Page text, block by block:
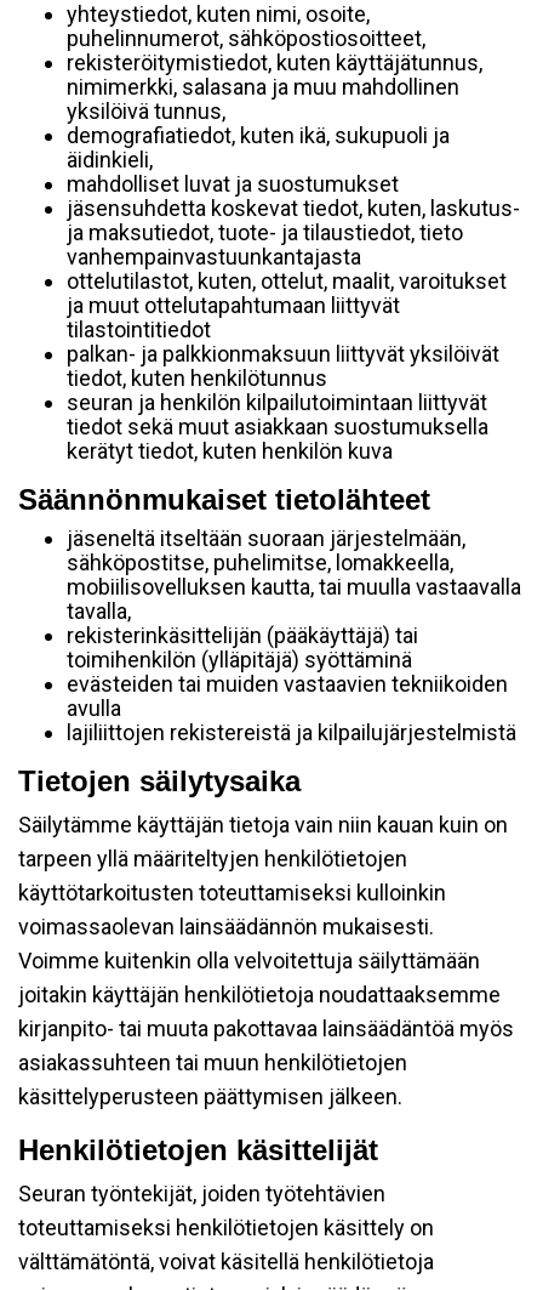
yhteystiedot, kuten nimi, osoite,
puhelinnumerot, sähköpostiosoitteet,
rekisteröitymistiedot, kuten käyttäjätunnus,
nimimerkki, salasana ja muu mahdollinen
yksilöivä tunnus,
demografiatiedot, kuten ikä, sukupuoli ja
äidinkieli,
mahdolliset luvat ja suostumukset
jäsensuhdetta koskevat tiedot, kuten, laskutus-
ja maksutiedot, tuote- ja tilaustiedot, tieto
vanhempainvastuunkantajasta
ottelutilastot, kuten, ottelut, maalit, varoitukset
ja muut ottelutapahtumaan liittyvät
tilastointitiedot
palkan- ja palkkionmaksuun liittyvät yksilöivät
tiedot, kuten henkilötunnus
seuran ja henkilön kilpailutoimintaan liittyvät
tiedot sekä muut asiakkaan suostumuksella
kerätyt tiedot, kuten henkilön kuva
Säännönmukaiset tietolähteet
jäseneltä itseltään suoraan järjestelmään,
sähköpostitse, puhelimitse, lomakkeella,
mobiilisovelluksen kautta, tai muulla vastaavalla
tavalla,
rekisterinkäsittelijän (pääkäyttäjä) tai
toimihenkilön (ylläpitäjä) syöttäminä
evästeiden tai muiden vastaavien tekniikoiden
avulla
lajiliittojen rekistereistä ja kilpailujärjestelmistä
Tietojen säilytysaika
Säilytämme käyttäjän tietoja vain niin kauan kuin on
tarpeen yllä määriteltyjen henkilötietojen
käyttötarkoitusten toteuttamiseksi kulloinkin
voimassaolevan lainsäädännön mukaisesti.
Voimme kuitenkin olla velvoitettuja säilyttämään
joitakin käyttäjän henkilötietoja noudattaaksemme
kirjanpito- tai muuta pakottavaa lainsäädäntöä myös
asiakassuhteen tai muun henkilötietojen
käsittelyperusteen päättymisen jälkeen.
Henkilötietojen käsittelijät
Seuran työntekijät, joiden työtehtävien
toteuttamiseksi henkilötietojen käsittely on
välttämätöntä, voivat käsitellä henkilötietoja